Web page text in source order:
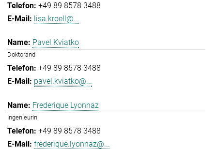
+49 89 8578 3488
lisa.kroell@...
Pavel Kviatko
Doktorand
+49 89 8578 3488
pavel.kviatko@...
Frederique Lyonnaz
Ingenieurin
+49 89 8578 3488
frederique.lyonnaz@...